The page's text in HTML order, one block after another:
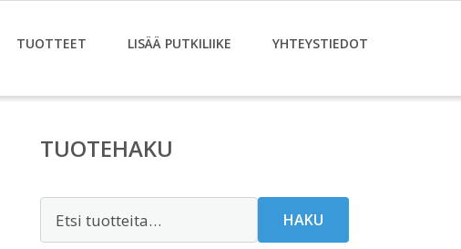
TUOTTEET LISÄÄ PUTKILIIKE YHTEYSTIEDOT
TUOTEHAKU
HAKU